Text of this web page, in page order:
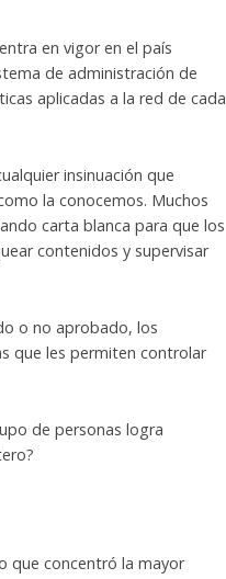
en vigor en el país
de administración de
aplicadas a la red de cada
insinuación que
la conocemos. Muchos
carta blanca para que los
contenidos y supervisar
o no aprobado, los
que les permiten controlar
de personas logra
que concentró la mayor